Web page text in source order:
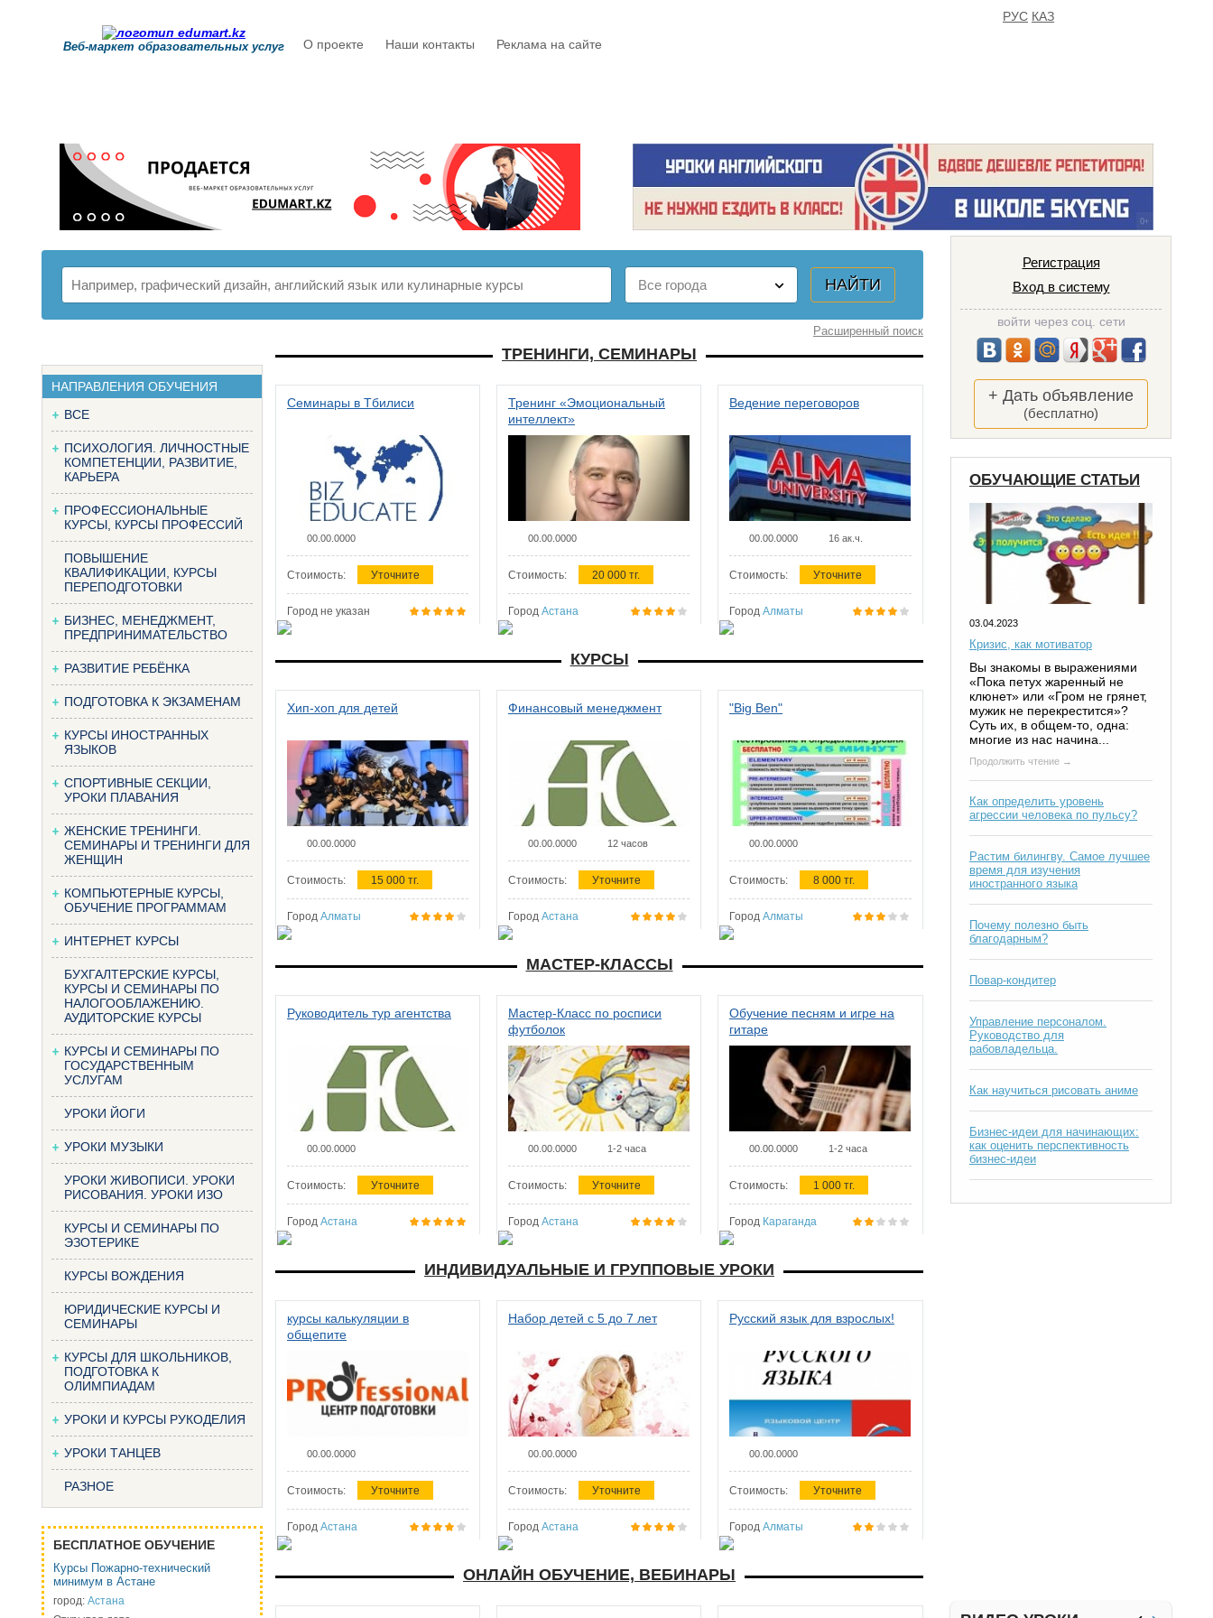
Веб-маркет образовательных услуг О проекте Наши контакты Реклама на сайте
РУС КАЗ
Расширенный поиск
НАПРАВЛЕНИЯ ОБУЧЕНИЯ
ВСЕ
ПСИХОЛОГИЯ. ЛИЧНОСТНЫЕ
КОМПЕТЕНЦИИ, РАЗВИТИЕ,
КАРЬЕРА
ПРОФЕССИОНАЛЬНЫЕ
КУРСЫ, КУРСЫ ПРОФЕССИЙ
ПОВЫШЕНИЕ
КВАЛИФИКАЦИИ, КУРСЫ
ПЕРЕПОДГОТОВКИ
БИЗНЕС, МЕНЕДЖМЕНТ,
ПРЕДПРИНИМАТЕЛЬСТВО
РАЗВИТИЕ РЕБЁНКА
ПОДГОТОВКА К ЭКЗАМЕНАМ
КУРСЫ ИНОСТРАННЫХ
ЯЗЫКОВ
СПОРТИВНЫЕ СЕКЦИИ,
УРОКИ ПЛАВАНИЯ
ЖЕНСКИЕ ТРЕНИНГИ.
СЕМИНАРЫ И ТРЕНИНГИ ДЛЯ
ЖЕНЩИН
КОМПЬЮТЕРНЫЕ КУРСЫ,
ОБУЧЕНИЕ ПРОГРАММАМ
ИНТЕРНЕТ КУРСЫ
БУХГАЛТЕРСКИЕ КУРСЫ,
КУРСЫ И СЕМИНАРЫ ПО
НАЛОГООБЛАЖЕНИЮ.
АУДИТОРСКИЕ КУРСЫ
КУРСЫ И СЕМИНАРЫ ПО
ГОСУДАРСТВЕННЫМ
УСЛУГАМ
УРОКИ ЙОГИ
УРОКИ МУЗЫКИ
УРОКИ ЖИВОПИСИ. УРОКИ
РИСОВАНИЯ. УРОКИ ИЗО
КУРСЫ И СЕМИНАРЫ ПО
ЭЗОТЕРИКЕ
КУРСЫ ВОЖДЕНИЯ
ЮРИДИЧЕСКИЕ КУРСЫ И
СЕМИНАРЫ
КУРСЫ ДЛЯ ШКОЛЬНИКОВ,
ПОДГОТОВКА К
ОЛИМПИАДАМ
УРОКИ И КУРСЫ РУКОДЕЛИЯ
УРОКИ ТАНЦЕВ
РАЗНОЕ
БЕСПЛАТНОЕ ОБУЧЕНИЕ
Курсы Пожарно-технический
минимум в Астане
город: Астана
ТРЕНИНГИ, СЕМИНАРЫ
Семинары в Тбилиси
00.00.0000
Стоимость: Уточните
Город не указан
Тренинг «Эмоциональный
интеллект»
00.00.0000
Стоимость: 20 000 тг.
Город Астана
Ведение переговоров
00.00.0000 16 ак.ч.
Стоимость: Уточните
Город Алматы
КУРСЫ
Хип-хоп для детей
00.00.0000
Стоимость: 15 000 тг.
Город Алматы
Финансовый менеджмент
00.00.0000 12 часов
Стоимость: Уточните
Город Астана
"Big Ben"
00.00.0000
Стоимость: 8 000 тг.
Город Алматы
МАСТЕР-КЛАССЫ
Руководитель тур агентства
00.00.0000
Стоимость: Уточните
Город Астана
Мастер-Класс по росписи
футболок
00.00.0000 1-2 часа
Стоимость: Уточните
Город Астана
Обучение песням и игре на
гитаре
00.00.0000 1-2 часа
Стоимость: 1 000 тг.
Город Караганда
ИНДИВИДУАЛЬНЫЕ И ГРУППОВЫЕ УРОКИ
курсы калькуляции в
общепите
00.00.0000
Стоимость: Уточните
Город Астана
Набор детей с 5 до 7 лет
00.00.0000
Стоимость: Уточните
Город Астана
Русский язык для взрослых!
00.00.0000
Стоимость: Уточните
Город Алматы
ОНЛАЙН ОБУЧЕНИЕ, ВЕБИНАРЫ
Регистрация
Вход в систему
войти через соц. сети
+ Дать объявление
(бесплатно)
ОБУЧАЮЩИЕ СТАТЬИ
03.04.2023
Кризис, как мотиватор
Вы знакомы в выражениями
«Пока петух жаренный не
клюнет» или «Гром не грянет,
мужик не перекрестится»?
Суть их, в общем-то, одна:
многие из нас начина...
Продолжить чтение →
Как определить уровень
агрессии человека по пульсу?
Растим билингву. Самое лучшее
время для изучения
иностранного языка
Почему полезно быть
благодарным?
Повар-кондитер
Управление персоналом.
Руководство для
рабовладельца.
Как научиться рисовать аниме
Бизнес-идеи для начинающих:
как оценить перспективность
бизнес-идеи